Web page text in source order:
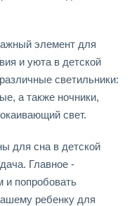
элемент для
и уюта в детской
светильники:
а также ночники,
свет.
для сна в детской
Главное -
и попробовать
ребенку для